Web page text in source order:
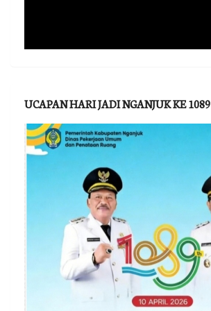
UCAPAN HARI JADI NGANJUK KE 1089